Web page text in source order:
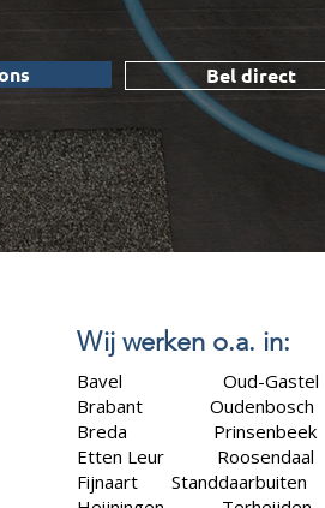
Bel direct
Wij werken o.a. in:
Bavel
Oud-Gastel
Brabant Oudenbosch
Breda
Prinsenbeek
Etten Leur
Roosendaal
Fijnaart
Standdaarbuiten